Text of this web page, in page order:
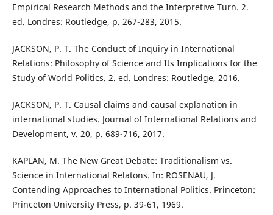
Empirical Research Methods and the Interpretive Turn. 2.
ed. Londres: Routledge, p. 267-283, 2015.
JACKSON, P. T. The Conduct of Inquiry in International
Relations: Philosophy of Science and Its Implications for the
Study of World Politics. 2. ed. Londres: Routledge, 2016.
JACKSON, P. T. Causal claims and causal explanation in
international studies. Journal of International Relations and
Development, v. 20, p. 689-716, 2017.
KAPLAN, M. The New Great Debate: Traditionalism vs.
Science in International Relatons. In: ROSENAU, J.
Contending Approaches to International Politics. Princeton:
Princeton University Press, p. 39-61, 1969.